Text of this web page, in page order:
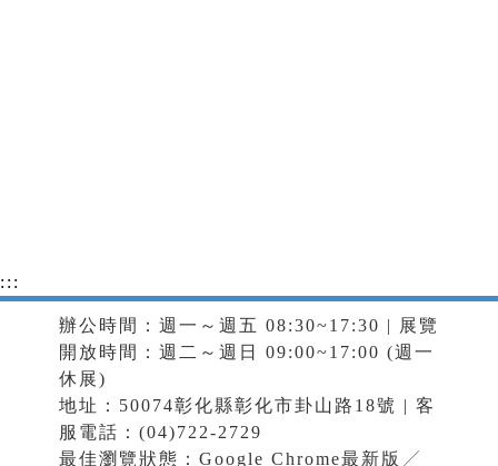
:::
辦公時間：週一～週五 08:30~17:30 | 展覽
開放時間：週二～週日 09:00~17:00 (週一
休展)
地址：50074彰化縣彰化市卦山路18號 | 客
服電話：(04)722-2729
最佳瀏覽狀態：Google Chrome最新版╱